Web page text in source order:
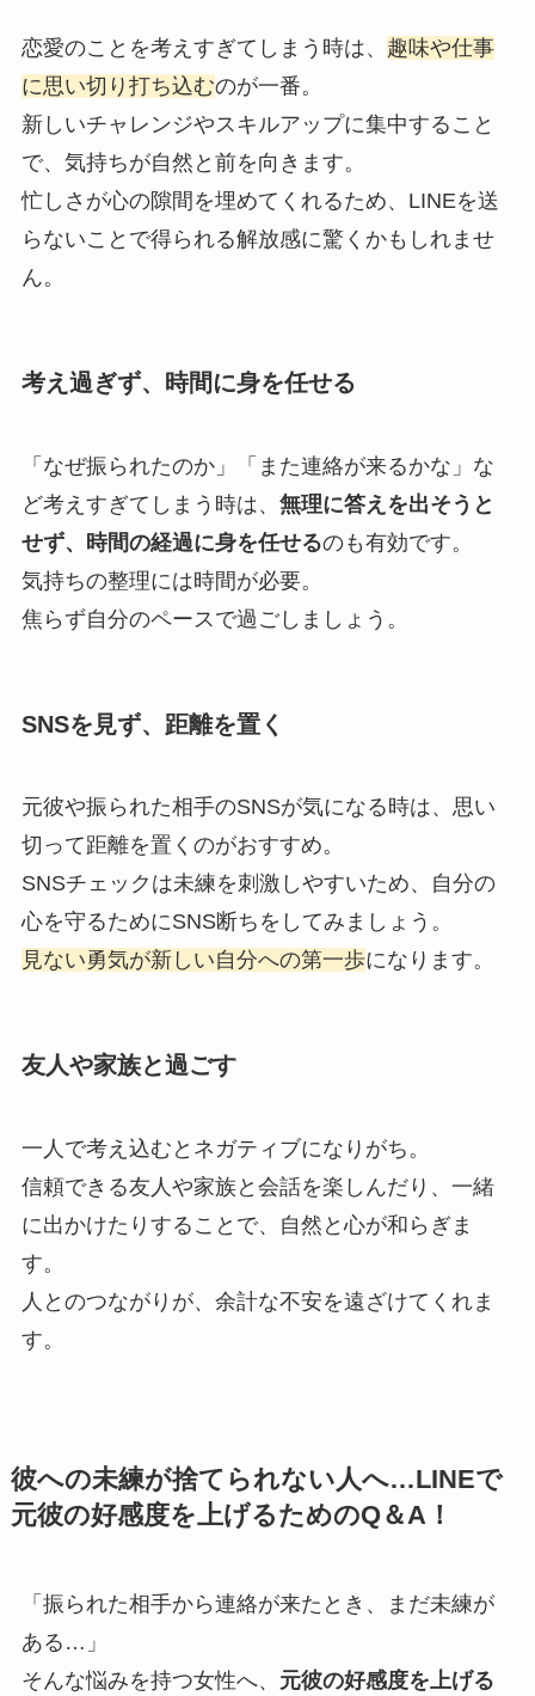
恋愛のことを考えすぎてしまう時は、 趣味や仕事
に思い切り打ち込むのが一番。
新しいチャレンジやスキルアップに集中すること
で、気持ちが自然と前を向きます。
忙しさが心の隙間を埋めてくれるため、LINEを送
らないことで得られる解放感に驚くかもしれませ
ん。
考え過ぎず、時間に身を任せる
「なぜ振られたのか」「また連絡が来るかな」な
ど考えすぎてしまう時は、 無理に答えを出そうと
せず、時間の経過に身を任せるのも有効です。
気持ちの整理には時間が必要。
焦らず自分のペースで過ごしましょう。
SNSを見ず、距離を置く
元彼や振られた相手のSNSが気になる時は、思い
切って距離を置くのがおすすめ。
SNSチェックは未練を刺激しやすいため、自分の
心を守るためにSNS断ちをしてみましょう。
見ない勇気が新しい自分への第一歩になります。
友人や家族と過ごす
一人で考え込むとネガティブになりがち。
信頼できる友人や家族と会話を楽しんだり、一緒
に出かけたりすることで、自然と心が和らぎま
す。
人とのつながりが、余計な不安を遠ざけてくれま
す。
彼への未練が捨てられない人へ…LINEで
元彼の好感度を上げるためのQ＆A！
「振られた相手から連絡が来たとき、まだ未練が
ある…」
そんな悩みを持つ女性へ、 元彼の好感度を上げる